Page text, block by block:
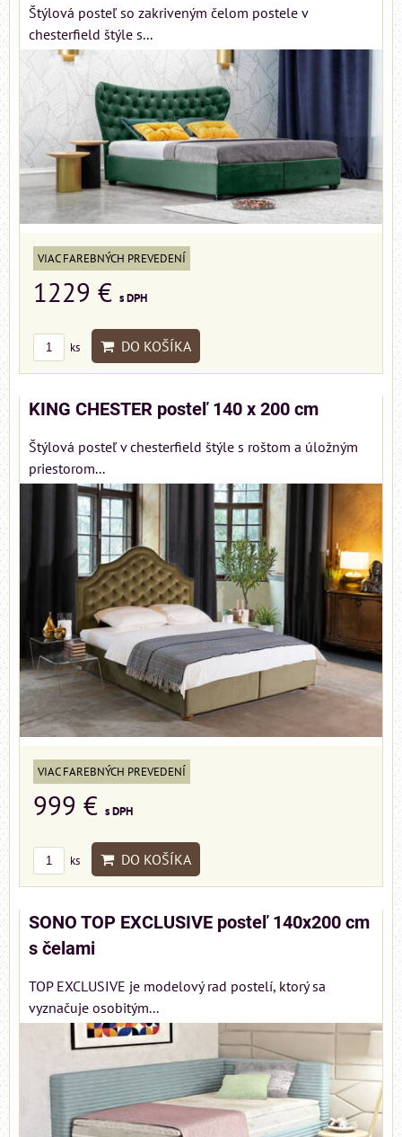
Štýlová posteľ so zakriveným čelom postele v
chesterfield štýle s...
VIAC FAREBNÝCH PREVEDENÍ
1229 € s DPH
ks DO KOŠÍKA
KING CHESTER posteľ 140 x 200 cm
Štýlová posteľ v chesterfield štýle s roštom a úložným
priestorom...
VIAC FAREBNÝCH PREVEDENÍ
999 € s DPH
ks DO KOŠÍKA
SONO TOP EXCLUSIVE posteľ 140x200 cm
s čelami
TOP EXCLUSIVE je modelový rad postelí, ktorý sa
vyznačuje osobitým...